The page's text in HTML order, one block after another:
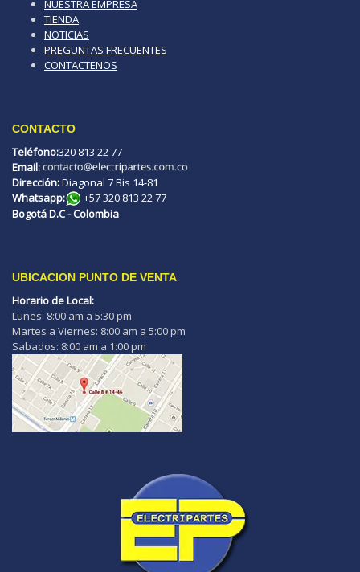
NUESTRA EMPRESA
TIENDA
NOTICIAS
PREGUNTAS FRECUENTES
CONTACTENOS
CONTACTO
Teléfono:320 813 22 77
Email:
Dirección:Diagonal 7 Bis 14-81
Whatsapp:
+57 320 813 22 77
Bogotá D.C - Colombia
UBICACION PUNTO DE VENTA
Horario de Local:
Lunes: 8:00 am a 5:30 pm
Martes a Viernes: 8:00 am a 5:00 pm
Sabados: 8:00 am a 1:00 pm